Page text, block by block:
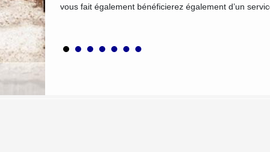
vous fait également bénéficierez également d’un